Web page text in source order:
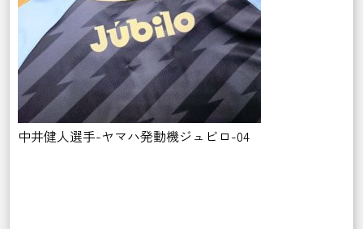
中井健人選手-ヤマハ発動機ジュビロ-04